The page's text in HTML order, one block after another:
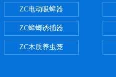
ZC电动吸蟑器
ZC蟑螂诱捕器
ZC木质养虫笼